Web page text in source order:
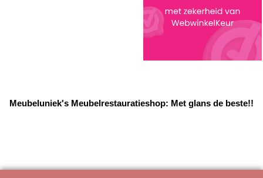
Meubeluniek's Meubelrestauratieshop: Met glans de beste!!